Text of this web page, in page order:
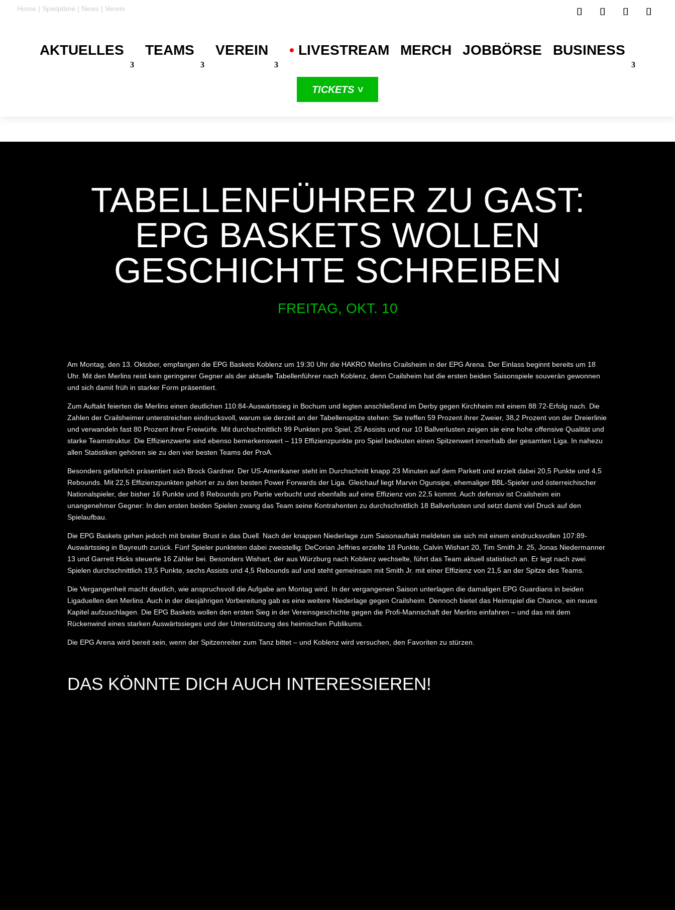
Home | Spielpläne | News | Verein
AKTUELLES TEAMS VEREIN • LIVESTREAM MERCH JOBBÖRSE BUSINESS
TICKETS ˅
TABELLENFÜHRER ZU GAST:
EPG BASKETS WOLLEN
GESCHICHTE SCHREIBEN
FREITAG, OKT. 10
Am Montag, den 13. Oktober, empfangen die EPG Baskets Koblenz um 19:30 Uhr die HAKRO Merlins Crailsheim in der EPG Arena. Der Einlass beginnt bereits um 18
Uhr. Mit den Merlins reist kein geringerer Gegner als der aktuelle Tabellenführer nach Koblenz, denn Crailsheim hat die ersten beiden Saisonspiele souverän gewonnen
und sich damit früh in starker Form präsentiert.
Zum Auftakt feierten die Merlins einen deutlichen 110:84-Auswärtssieg in Bochum und legten anschließend im Derby gegen Kirchheim mit einem 88:72-Erfolg nach. Die
Zahlen der Crailsheimer unterstreichen eindrucksvoll, warum sie derzeit an der Tabellenspitze stehen: Sie treffen 59 Prozent ihrer Zweier, 38,2 Prozent von der Dreierlinie
und verwandeln fast 80 Prozent ihrer Freiwürfe. Mit durchschnittlich 99 Punkten pro Spiel, 25 Assists und nur 10 Ballverlusten zeigen sie eine hohe offensive Qualität und
starke Teamstruktur. Die Effizienzwerte sind ebenso bemerkenswert – 119 Effizienzpunkte pro Spiel bedeuten einen Spitzenwert innerhalb der gesamten Liga. In nahezu
allen Statistiken gehören sie zu den vier besten Teams der ProA.
Besonders gefährlich präsentiert sich Brock Gardner. Der US-Amerikaner steht im Durchschnitt knapp 23 Minuten auf dem Parkett und erzielt dabei 20,5 Punkte und 4,5
Rebounds. Mit 22,5 Effizienzpunkten gehört er zu den besten Power Forwards der Liga. Gleichauf liegt Marvin Ogunsipe, ehemaliger BBL-Spieler und österreichischer
Nationalspieler, der bisher 16 Punkte und 8 Rebounds pro Partie verbucht und ebenfalls auf eine Effizienz von 22,5 kommt. Auch defensiv ist Crailsheim ein
unangenehmer Gegner: In den ersten beiden Spielen zwang das Team seine Kontrahenten zu durchschnittlich 18 Ballverlusten und setzt damit viel Druck auf den
Spielaufbau.
Die EPG Baskets gehen jedoch mit breiter Brust in das Duell. Nach der knappen Niederlage zum Saisonauftakt meldeten sie sich mit einem eindrucksvollen 107:89-
Auswärtssieg in Bayreuth zurück. Fünf Spieler punkteten dabei zweistellig: DeCorian Jeffries erzielte 18 Punkte, Calvin Wishart 20, Tim Smith Jr. 25, Jonas Niedermanner
13 und Garrett Hicks steuerte 16 Zähler bei. Besonders Wishart, der aus Würzburg nach Koblenz wechselte, führt das Team aktuell statistisch an. Er legt nach zwei
Spielen durchschnittlich 19,5 Punkte, sechs Assists und 4,5 Rebounds auf und steht gemeinsam mit Smith Jr. mit einer Effizienz von 21,5 an der Spitze des Teams.
Die Vergangenheit macht deutlich, wie anspruchsvoll die Aufgabe am Montag wird. In der vergangenen Saison unterlagen die damaligen EPG Guardians in beiden
Ligaduellen den Merlins. Auch in der diesjährigen Vorbereitung gab es eine weitere Niederlage gegen Crailsheim. Dennoch bietet das Heimspiel die Chance, ein neues
Kapitel aufzuschlagen. Die EPG Baskets wollen den ersten Sieg in der Vereinsgeschichte gegen die Profi-Mannschaft der Merlins einfahren – und das mit dem
Rückenwind eines starken Auswärtssieges und der Unterstützung des heimischen Publikums.
Die EPG Arena wird bereit sein, wenn der Spitzenreiter zum Tanz bittet – und Koblenz wird versuchen, den Favoriten zu stürzen.
DAS KÖNNTE DICH AUCH INTERESSIEREN!